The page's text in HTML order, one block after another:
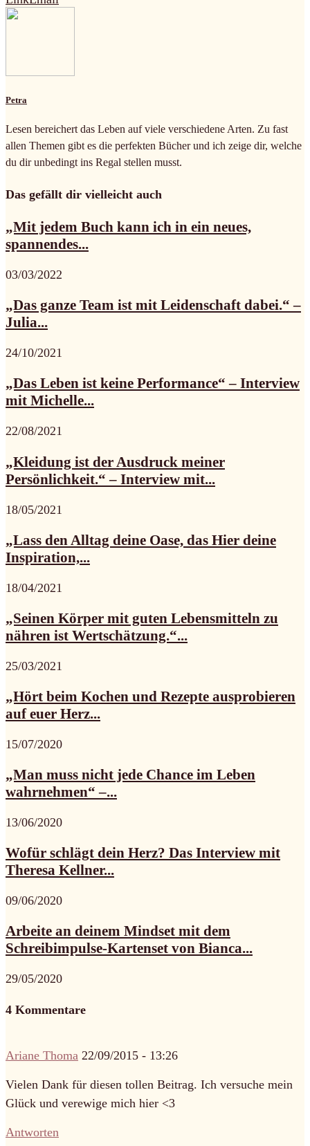
Petra
Lesen bereichert das Leben auf viele verschiedene Arten. Zu fast
allen Themen gibt es die perfekten Bücher und ich zeige dir, welche
du dir unbedingt ins Regal stellen musst.
Das gefällt dir vielleicht auch
„Mit jedem Buch kann ich in ein neues,
spannendes...
03/03/2022
„Das ganze Team ist mit Leidenschaft dabei.“ –
Julia...
24/10/2021
„Das Leben ist keine Performance“ – Interview
mit Michelle...
22/08/2021
„Kleidung ist der Ausdruck meiner
Persönlichkeit.“ – Interview mit...
18/05/2021
„Lass den Alltag deine Oase, das Hier deine
Inspiration,...
18/04/2021
„Seinen Körper mit guten Lebensmitteln zu
nähren ist Wertschätzung.“...
25/03/2021
„Hört beim Kochen und Rezepte ausprobieren
auf euer Herz...
15/07/2020
„Man muss nicht jede Chance im Leben
wahrnehmen“ –...
13/06/2020
Wofür schlägt dein Herz? Das Interview mit
Theresa Kellner...
09/06/2020
Arbeite an deinem Mindset mit dem
Schreibimpulse-Kartenset von Bianca...
29/05/2020
4 Kommentare
Ariane Thoma 22/09/2015 - 13:26
Vielen Dank für diesen tollen Beitrag. Ich versuche mein
Glück und verewige mich hier <3
Antworten